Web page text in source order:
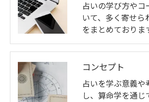
占いの学び方やコ
いて、多く寄せら
をまとめておりま
コンセプト
占いを学ぶ意義や
し、算命学を通じ